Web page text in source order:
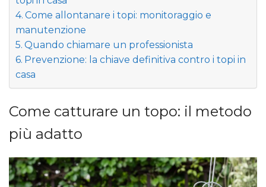
Come allontanare i topi: monitoraggio e
manutenzione
Quando chiamare un professionista
Prevenzione: la chiave definitiva contro i topi in
casa
Come catturare un topo: il metodo
più adatto